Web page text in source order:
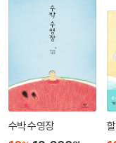
수박 수영장